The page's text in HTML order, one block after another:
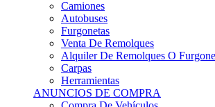
Furgonetas
Venta De Remolques
Alquiler De Remolques O Furgones
Carpas
Herramientas
ANUNCIOS DE COMPRA
Compra De Vehículos
Compra De Herramientas